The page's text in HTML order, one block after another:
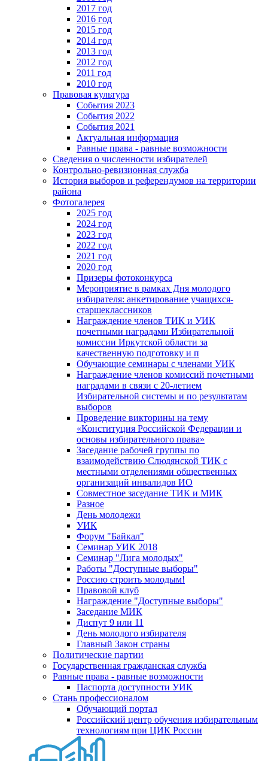
2017 год
2016 год
2015 год
2014 год
2013 год
2012 год
2011 год
2010 год
Правовая культура
События 2023
События 2022
События 2021
Актуальная информация
Равные права - равные возможности
Сведения о численности избирателей
Контрольно-ревизионная служба
История выборов и референдумов на территории
района
Фотогалерея
2025 год
2024 год
2023 год
2022 год
2021 год
2020 год
Призеры фотоконкурса
Мероприятие в рамках Дня молодого
избирателя: анкетирование учащихся-
старшеклассников
Награждение членов ТИК и УИК
почетными наградами Избирательной
комиссии Иркутской области за
качественную подготовку и п
Обучающие семинары с членами УИК
Награждение членов комиссий почетными
наградами в связи с 20-летием
Избирательной системы и по результатам
выборов
Проведение викторины на тему
«Конституция Российской Федерации и
основы избирательного права»
Заседание рабочей группы по
взаимодействию Слюдянской ТИК с
местными отделениями общественных
организаций инвалидов ИО
Совместное заседание ТИК и МИК
Разное
День молодежи
УИК
Форум "Байкал"
Семинар УИК 2018
Семинар "Лига молодых"
Работы "Доступные выборы"
Россию строить молодым!
Правовой клуб
Награждение "Доступные выборы"
Заседание МИК
Диспут 9 или 11
День молодого избирателя
Главный Закон страны
Политические партии
Государственная гражданская служба
Равные права - равные возможности
Паспорта доступности УИК
Стань профессионалом
Обучающий портал
Российский центр обучения избирательным
технологиям при ЦИК России